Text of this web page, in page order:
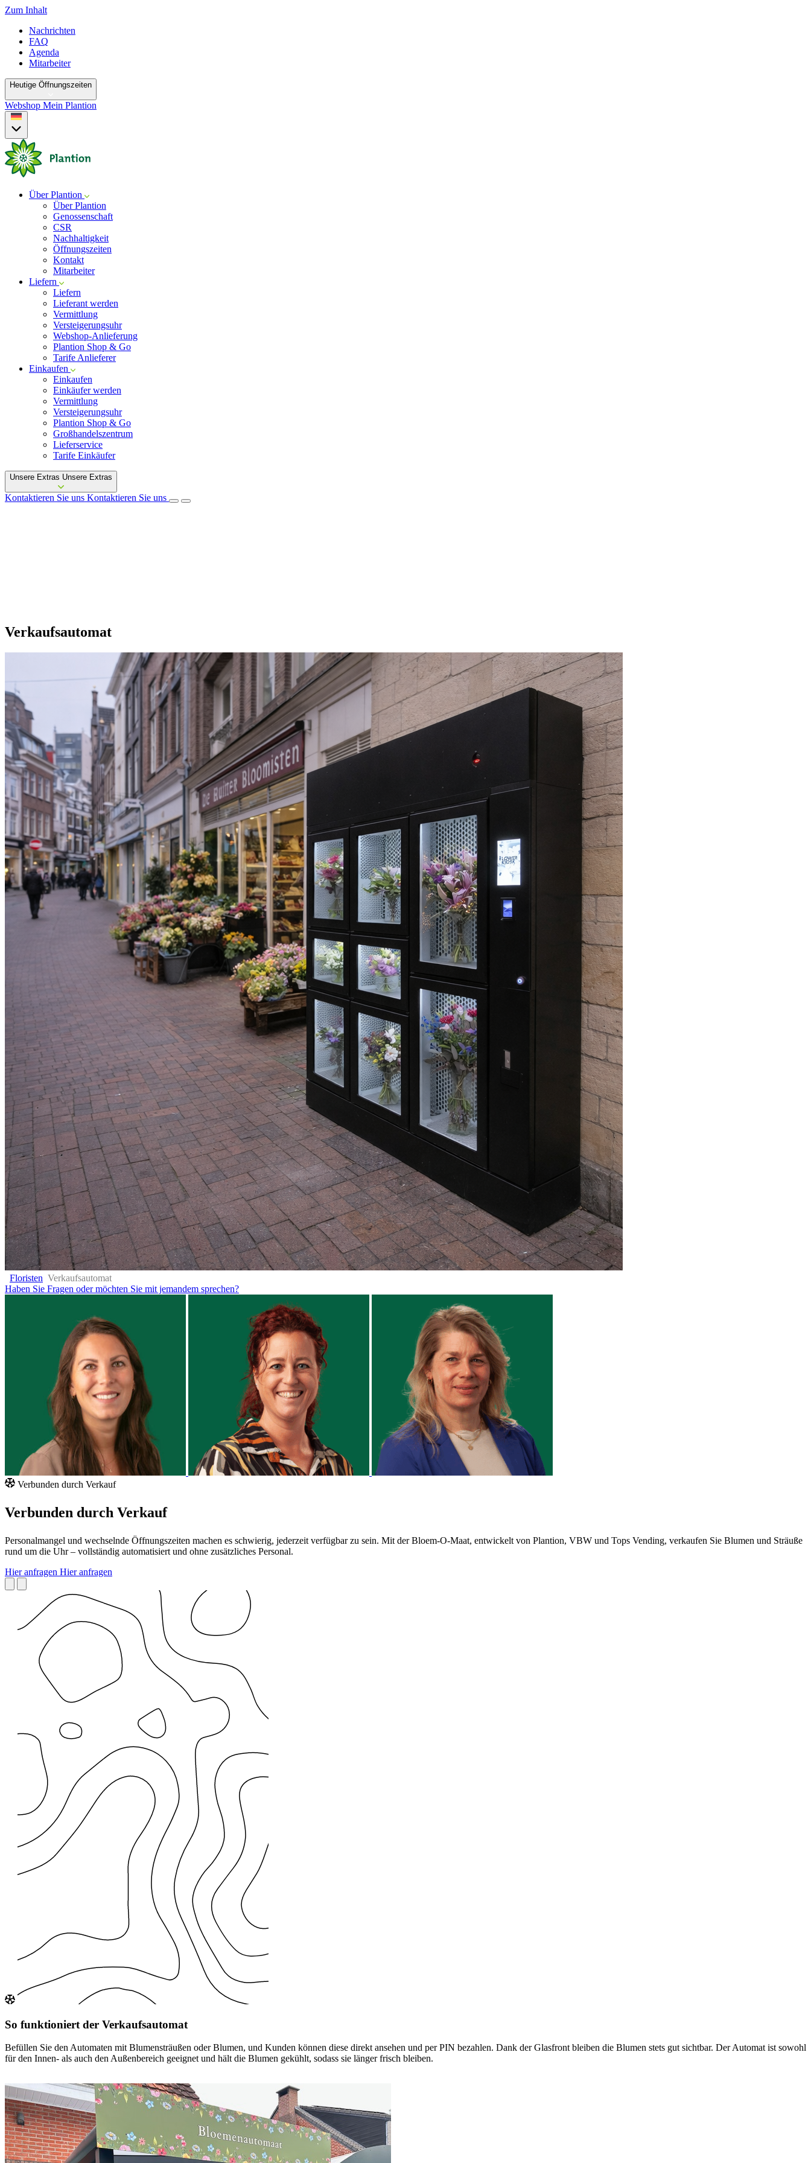
Zum Inhalt
Nachrichten
FAQ
Agenda
Mitarbeiter
Heutige Öffnungszeiten
Webshop Mein Plantion
Über Plantion
Über Plantion
Genossenschaft
CSR
Nachhaltigkeit
Öffnungszeiten
Kontakt
Mitarbeiter
Liefern
Liefern
Lieferant werden
Vermittlung
Versteigerungsuhr
Webshop-Anlieferung
Plantion Shop & Go
Tarife Anlieferer
Einkaufen
Einkaufen
Einkäufer werden
Vermittlung
Versteigerungsuhr
Plantion Shop & Go
Großhandelszentrum
Lieferservice
Tarife Einkäufer
Unsere Extras Unsere Extras
Kontaktieren Sie uns Kontaktieren Sie uns
Verkaufsautomat
Floristen Verkaufsautomat
Haben Sie Fragen oder möchten Sie mit jemandem sprechen?
Verbunden durch Verkauf
Verbunden durch Verkauf
Personalmangel und wechselnde Öffnungszeiten machen es schwierig, jederzeit verfügbar zu sein. Mit der Bloem-O-Maat, entwickelt von Plantion, VBW und Tops Vending, verkaufen Sie Blumen und Sträuße
rund um die Uhr – vollständig automatisiert und ohne zusätzliches Personal.
Hier anfragen Hier anfragen
So funktioniert der Verkaufsautomat
Befüllen Sie den Automaten mit Blumensträußen oder Blumen, und Kunden können diese direkt ansehen und per PIN bezahlen. Dank der Glasfront bleiben die Blumen stets gut sichtbar. Der Automat ist sowohl
für den Innen- als auch den Außenbereich geeignet und hält die Blumen gekühlt, sodass sie länger frisch bleiben.